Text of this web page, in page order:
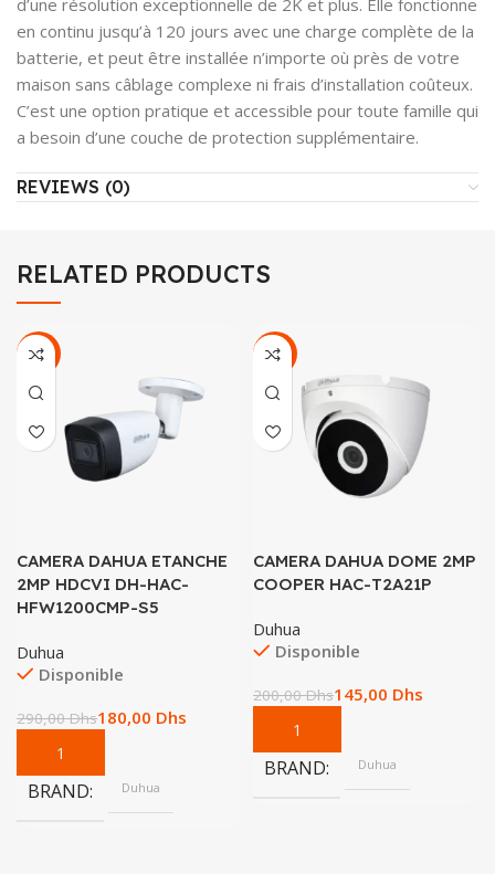
d’une résolution exceptionnelle de 2K et plus. Elle fonctionne
en continu jusqu’à 120 jours avec une charge complète de la
batterie, et peut être installée n’importe où près de votre
maison sans câblage complexe ni frais d’installation coûteux.
C’est une option pratique et accessible pour toute famille qui
a besoin d’une couche de protection supplémentaire.
REVIEWS (0)
RELATED PRODUCTS
-38%
CAMERA DAHUA ETANCHE
2MP HDCVI DH-HAC-
HFW1200CMP-S5
Duhua
Disponible
290,00Dhs180,00 Dhs
BRAND Duhua
-28%
CAMERA DAHUA DOME 2MP
COOPER HAC-T2A21P
Duhua
Disponible
200,00Dhs145,00 Dhs
BRAND Duhua